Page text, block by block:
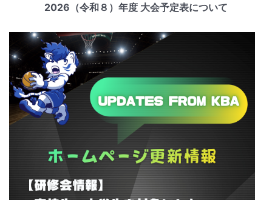
2026（令和８）年度 大会予定表について